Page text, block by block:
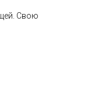
Свою